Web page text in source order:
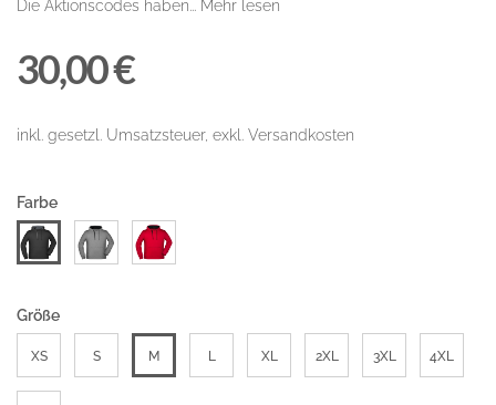
Die Aktionscodes haben... Mehr lesen
30,00 €
inkl. gesetzl. Umsatzsteuer, exkl. Versandkosten
Farbe
Größe
XS S M L XL 2XL 3XL 4XL